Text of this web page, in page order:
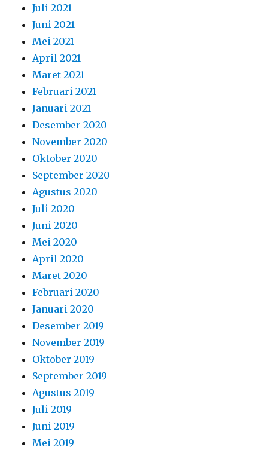
Juli 2021
Juni 2021
Mei 2021
April 2021
Maret 2021
Februari 2021
Januari 2021
Desember 2020
November 2020
Oktober 2020
September 2020
Agustus 2020
Juli 2020
Juni 2020
Mei 2020
April 2020
Maret 2020
Februari 2020
Januari 2020
Desember 2019
November 2019
Oktober 2019
September 2019
Agustus 2019
Juli 2019
Juni 2019
Mei 2019